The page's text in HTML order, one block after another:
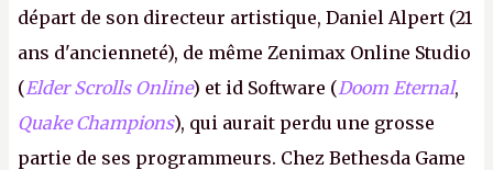
départ de son directeur artistique, Daniel Alpert (21
ans d'ancienneté), de même Zenimax Online Studio
(Elder Scrolls Online) et id Software (Doom Eternal,
Quake Champions), qui aurait perdu une grosse
partie de ses programmeurs. Chez Bethesda Game